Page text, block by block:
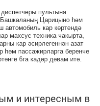
пультына
Башкаланың Царицыно һәм
автомобиль кар көртендә
махсус техника чакырта,
кар әсирлегеннән азат
һәм пассажирларга беренче
6га кадәр дәвам итә.
и интересным в